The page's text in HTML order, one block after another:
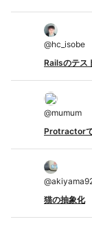
@hc_isobe
Railsのテス
@mumum
Protractor
@
猫の抽象化